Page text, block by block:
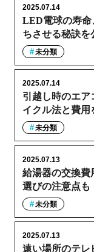
LED電球の寿命
ちさせる秘訣を
2025.07.14
未分類
引越し時のエア
イクル法と費用
2025.07.14
未分類
給湯器の交換費
選びの注意点も
2025.07.13
未分類
遠い場所のテレ
2025.07.13